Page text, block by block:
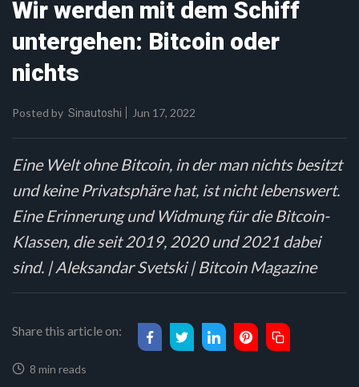
Wir werden mit dem Schiff
untergehen: Bitcoin oder
nichts
Posted by Sinautoshi Jun 17, 2022
Eine Welt ohne Bitcoin, in der man nichts besitzt
und keine Privatsphäre hat, ist nicht lebenswert.
Eine Erinnerung und Widmung für die Bitcoin-
Klassen, die seit 2019, 2020 und 2021 dabei
sind. | Aleksandar Svetski | Bitcoin Magazine
Share this article on:
8 min reads